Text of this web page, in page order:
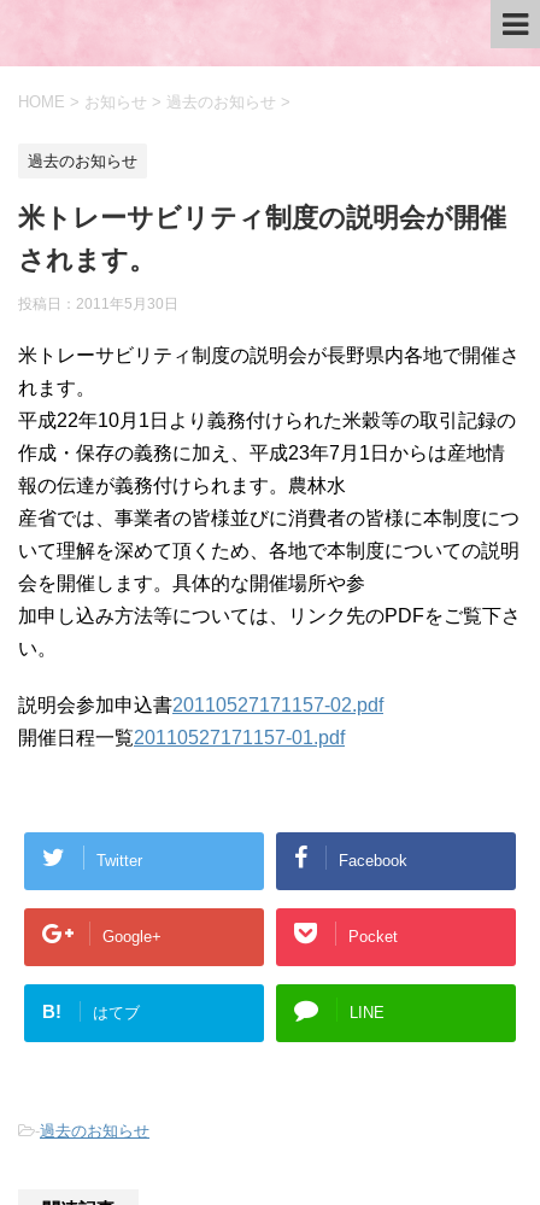
HOME > お知らせ > 過去のお知らせ >
過去のお知らせ
米トレーサビリティ制度の説明会が開催
されます。
投稿日： 2011年5月30日
米トレーサビリティ制度の説明会が長野県内各地で開催さ
れます。
平成22年10月1日より義務付けられた米穀等の取引記録の
作成・保存の義務に加え、平成23年7月1日からは産地情
報の伝達が義務付けられます。農林水
産省では、事業者の皆様並びに消費者の皆様に本制度につ
いて理解を深めて頂くため、各地で本制度についての説明
会を開催します。具体的な開催場所や参
加申し込み方法等については、リンク先のPDFをご覧下さ
い。
説明会参加申込書20110527171157-02.pdf
開催日程一覧20110527171157-01.pdf
Twitter Facebook
Google+ Pocket
B! はてブ LINE
-過去のお知らせ